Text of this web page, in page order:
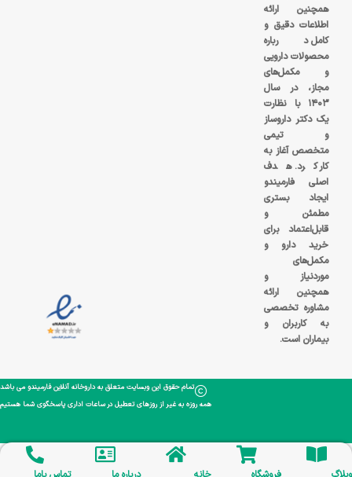
همچنین ارائه
اطلاعات دقیق و
کامل درباره
محصولات دارویی
و مکمل‌های
مجاز، در سال
۱۴۰۳ با نظارت
یک دکتر داروساز
و تیمی
متخصص آغاز به
کار کرد. هدف
اصلی فارمیندو
ایجاد بستری
مطمئن و
قابل‌اعتماد برای
خرید دارو و
مکمل‌های
موردنیاز و
همچنین ارائه
مشاوره تخصصی
به کاربران و
بیماران است.
تمام حقوق این وبسایت متعلق به داروخانه آنلاین فارمیندو می باشد
همه روزه به غیر از روزهای تعطیل در ساعات اداری پاسخگوی شما هستیم